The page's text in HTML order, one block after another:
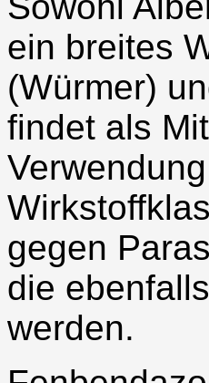
ein breites
(Würmer)
findet als
gegen
die
werden.